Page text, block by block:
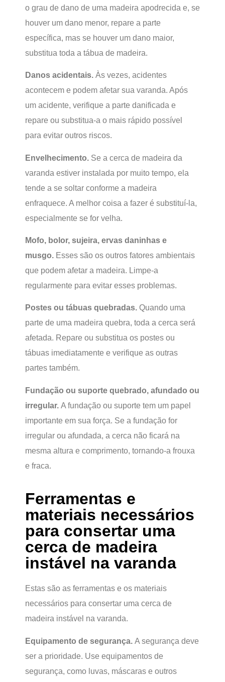
o grau de dano de uma madeira apodrecida e, se
houver um dano menor, repare a parte
específica, mas se houver um dano maior,
substitua toda a tábua de madeira.
Danos acidentais. Às vezes, acidentes
acontecem e podem afetar sua varanda. Após
um acidente, verifique a parte danificada e
repare ou substitua-a o mais rápido possível
para evitar outros riscos.
Envelhecimento. Se a cerca de madeira da
varanda estiver instalada por muito tempo, ela
tende a se soltar conforme a madeira
enfraquece. A melhor coisa a fazer é substituí-la,
especialmente se for velha.
Mofo, bolor, sujeira, ervas daninhas e
musgo. Esses são os outros fatores ambientais
que podem afetar a madeira. Limpe-a
regularmente para evitar esses problemas.
Postes ou tábuas quebradas. Quando uma
parte de uma madeira quebra, toda a cerca será
afetada. Repare ou substitua os postes ou
tábuas imediatamente e verifique as outras
partes também.
Fundação ou suporte quebrado, afundado ou
irregular. A fundação ou suporte tem um papel
importante em sua força. Se a fundação for
irregular ou afundada, a cerca não ficará na
mesma altura e comprimento, tornando-a frouxa
e fraca.
Ferramentas e
materiais necessários
para consertar uma
cerca de madeira
instável na varanda
Estas são as ferramentas e os materiais
necessários para consertar uma cerca de
madeira instável na varanda.
Equipamento de segurança. A segurança deve
ser a prioridade. Use equipamentos de
segurança, como luvas, máscaras e outros